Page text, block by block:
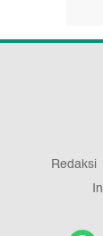
Redaksi